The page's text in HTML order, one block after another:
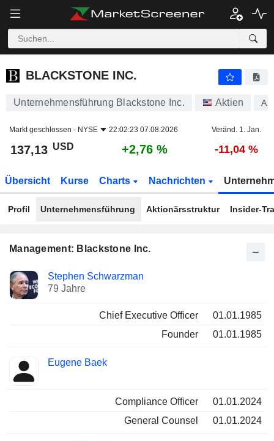
BLACKSTONE INC.
BLACKSTONE INC.
Unternehmensführung Blackstone Inc. Aktien
Markt geschlossen - NYSE 22:02:23 07.08.2026 Veränd. 1. Jan.
137,13 USD +2,76 % -11,04 %
Übersicht Kurse Charts Nachrichten
Profil Unternehmensführung Aktionärsstruktur Insider-
Management: Blackstone Inc.
Manager
Besetzte
Positionen
Stephen Schwarzman
79 Jahre
Chief Executive Officer
01.01.1985
Founder
01.01.1985
Eugene Baek
Compliance Officer
01.01.2024
General Counsel
01.01.2024